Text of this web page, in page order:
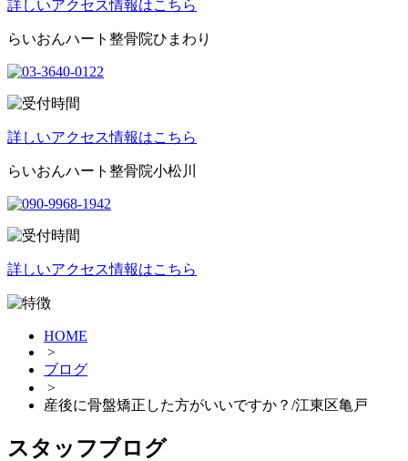
詳しいアクセス情報はこちら
らいおんハート整骨院ひまわり
詳しいアクセス情報はこちら
らいおんハート整骨院小松川
詳しいアクセス情報はこちら
HOME
>
ブログ
>
産後に骨盤矯正した方がいいですか？/江東区亀戸
スタッフブログ